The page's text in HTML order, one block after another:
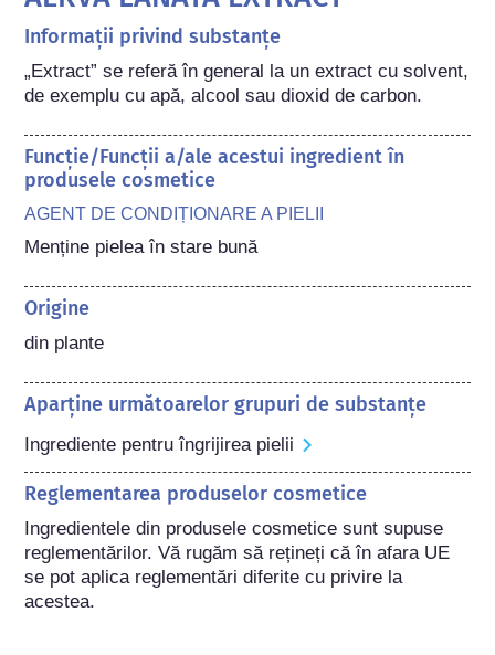
Informații privind substanțe
„Extract” se referă în general la un extract cu solvent,
de exemplu cu apă, alcool sau dioxid de carbon.
Funcție/Funcții a/ale acestui ingredient în
produsele cosmetice
AGENT DE CONDIȚIONARE A PIELII
Menține pielea în stare bună
Origine
din plante
Aparține următoarelor grupuri de substanțe
Ingrediente pentru îngrijirea pielii
Reglementarea produselor cosmetice
Ingredientele din produsele cosmetice sunt supuse
reglementărilor. Vă rugăm să rețineți că în afara UE
se pot aplica reglementări diferite cu privire la
acestea.